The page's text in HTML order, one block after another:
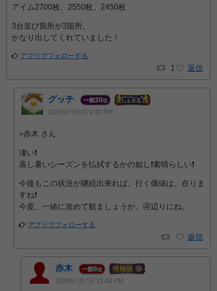
アイム2700枚、2550枚、2450枚
3台並び箇所が3箇所。
かなり出してくれていました！
アプリでフォローする
1 返信
グッチ 一般20位
2023年7月6日 9:32 PM
>赤木 さん
凄い❗️
蒸し暑いシーズンを払拭するかの如し❗️素晴らしい❗️
今後もこの状況が継続出来れば、行く価値は、在りま
すね❗️
今度、一緒に攻めて観ましょうか。④辺りにね。
アプリでフォローする
返信
赤木 一般6位
2023年7月7日 11:44 PM